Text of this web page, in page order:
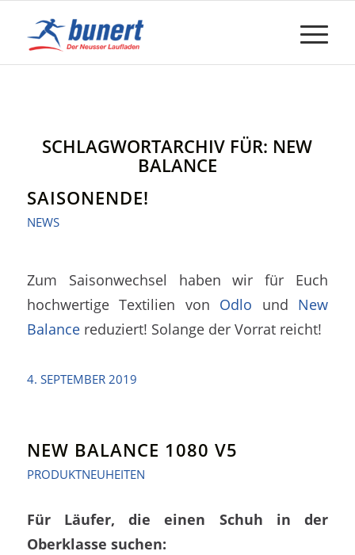
SCHLAGWORTARCHIV FÜR: NEW
BALANCE
SAISONENDE!
NEWS
Zum Saisonwechsel haben wir für Euch
hochwertige Textilien von Odlo und New
Balancereduziert! Solange der Vorrat reicht!
4. SEPTEMBER 2019
NEW BALANCE 1080 V5
PRODUKTNEUHEITEN
Für Läufer, die einen Schuh in der
Oberklasse suchen: